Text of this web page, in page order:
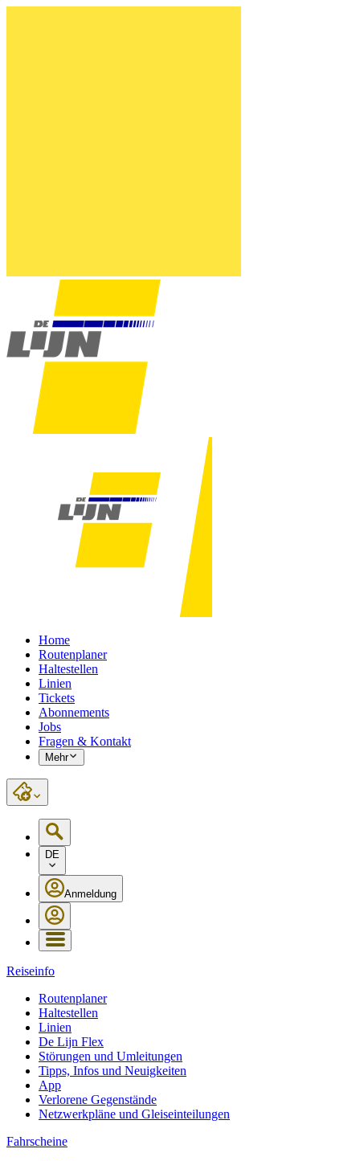
Home
Routenplaner
Haltestellen
Linien
Tickets
Abonnements
Jobs
Fragen & Kontakt
Mehr
DE
Anmeldung
Reiseinfo
Routenplaner
Haltestellen
Linien
De Lijn Flex
Störungen und Umleitungen
Tipps, Infos und Neuigkeiten
App
Verlorene Gegenstände
Netzwerkpläne und Gleiseinteilungen
Fahrscheine